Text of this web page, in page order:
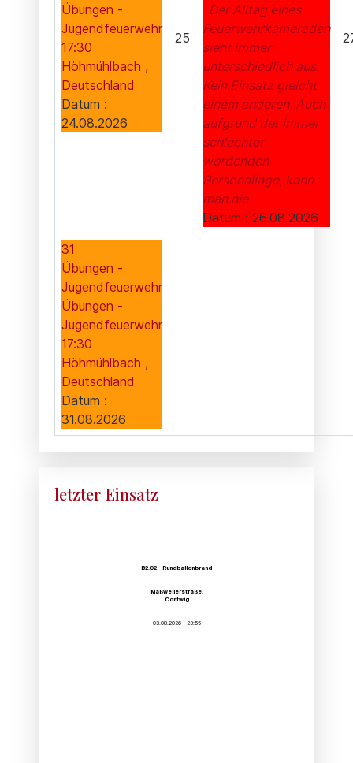
Übungen -
Jugendfeuerwehr
17:30
Höhmühlbach ,
Deutschland
Datum :
24.08.2026
25
Der Alltag eines
Feuerwehrkameraden
sieht immer
unterschiedlich aus.
Kein Einsatz gleicht
einem anderen. Auch
aufgrund der immer
schlechter
werdenden
Personallage, kann
man nie
Datum : 26.08.2026
31
Übungen -
Jugendfeuerwehr
Übungen -
Jugendfeuerwehr
17:30
Höhmühlbach ,
Deutschland
Datum :
31.08.2026
letzter Einsatz
B2.02 - Rundballenbrand
Maßweilerstraße,
Contwig
03.08.2026 - 23:55